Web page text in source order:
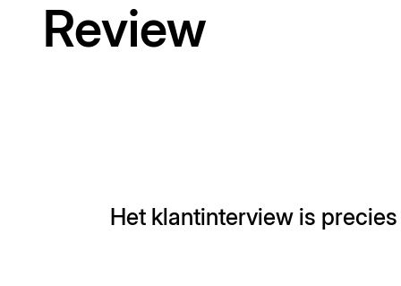
Review
Het klantinterview is